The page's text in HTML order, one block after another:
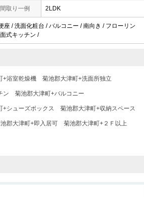
間取り一例 2LDK
/ 洗面化粧台 / バルコニー / 南向き / フローリン
式キッチン /
+浴室乾燥機 菊池郡大津町+洗面所独立
ン 菊池郡大津町+バルコニー
+シューズボックス 菊池郡大津町+収納スペース
郡大津町+即入居可 菊池郡大津町+２Ｆ以上